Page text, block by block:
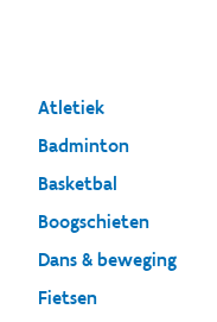
Atletiek
Badminton
Basketbal
Boogschieten
Dans & beweging
Fietsen